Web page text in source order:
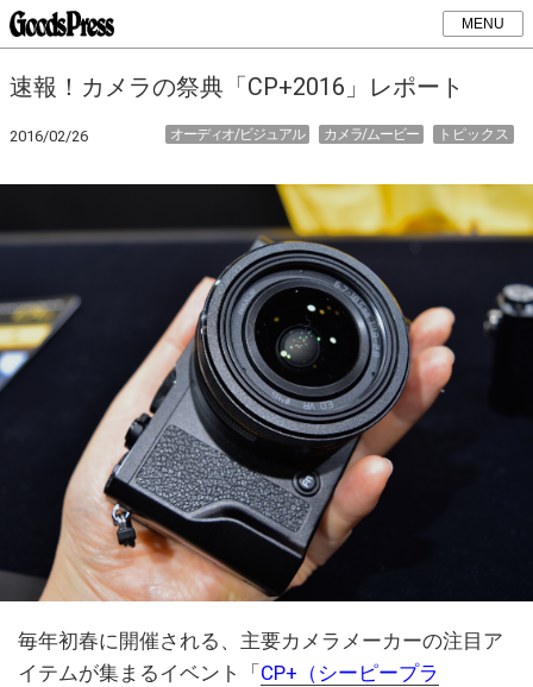
MENU
速報！カメラの祭典「CP+2016」レポート
2016/02/26 トピックス
カメラ/ムービー
オーディオ/ビジュアル
毎年初春に開催される、主要カメラメーカーの注目ア
イテムが集まるイベント「 CP+（シーピープラ